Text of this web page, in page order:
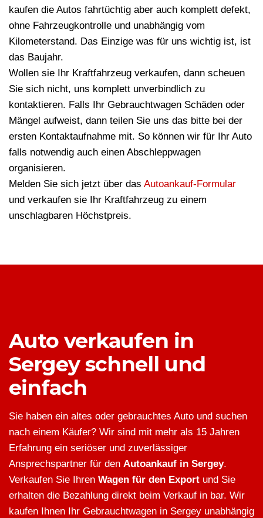
kaufen die Autos fahrtüchtig aber auch komplett defekt,
ohne Fahrzeugkontrolle und unabhängig vom
Kilometerstand. Das Einzige was für uns wichtig ist, ist
das Baujahr.
Wollen sie Ihr Kraftfahrzeug verkaufen, dann scheuen
Sie sich nicht, uns komplett unverbindlich zu
kontaktieren. Falls Ihr Gebrauchtwagen Schäden oder
Mängel aufweist, dann teilen Sie uns das bitte bei der
ersten Kontaktaufnahme mit. So können wir für Ihr Auto
falls notwendig auch einen Abschleppwagen
organisieren.
Melden Sie sich jetzt über das Autoankauf-Formular
und verkaufen sie Ihr Kraftfahrzeug zu einem
unschlagbaren Höchstpreis.
Auto verkaufen in
Sergey schnell und
einfach
Sie haben ein altes oder gebrauchtes Auto und suchen
nach einem Käufer? Wir sind mit mehr als 15 Jahren
Erfahrung ein seriöser und zuverlässiger
Ansprechspartner für den Autoankauf in Sergey.
Verkaufen Sie Ihren Wagen für den Export und Sie
erhalten die Bezahlung direkt beim Verkauf in bar. Wir
kaufen Ihnen Ihr Gebrauchtwagen in Sergey unabhängig